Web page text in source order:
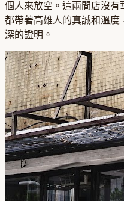
個人來放空。這兩間店沒
都帶著高雄人的真誠和溫度
深的證明。